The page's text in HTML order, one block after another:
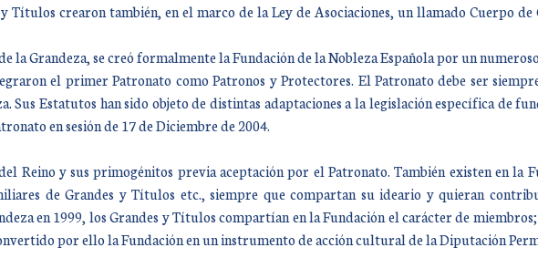
Títulos crearon también, en el marco de la Ley de Asociaciones, un llamado Cuerpo
la Grandeza, se creó formalmente la Fundación de la Nobleza Española por un
el primer Patronato como Patronos y Protectores. El Patronato debe ser
Sus Estatutos han sido objeto de distintas adaptaciones a la legislación específica de
en sesión de 17 de Diciembre de 2004.
Reino y sus primogénitos previa aceptación por el Patronato. También existen en la
de Grandes y Títulos etc., siempre que compartan su ideario y quieran
en 1999, los Grandes y Títulos compartían en la Fundación el carácter de
por ello la Fundación en un instrumento de acción cultural de la Diputación